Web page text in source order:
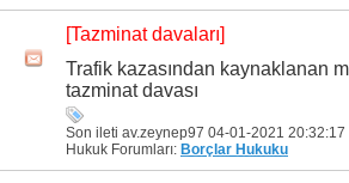
[Tazminat davaları]
Trafik kazasından kaynaklanan
tazminat davası
Son ileti av.zeynep97 04-01-2021 20:32:17
Hukuk Forumları: Borçlar Hukuku